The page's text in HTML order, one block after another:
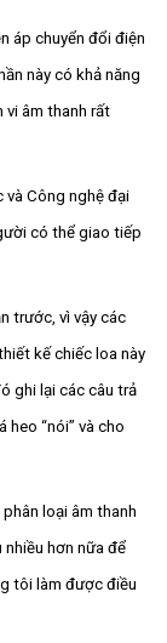
áp chuyển đổi điện
này có khả năng
vi âm thanh rất
và Công nghệ đại
có thể giao tiếp
trước, vì vậy các
kế chiếc loa này
ghi lại các câu trả
“nói” và cho
loại âm thanh
hơn nữa để
tôi làm được điều